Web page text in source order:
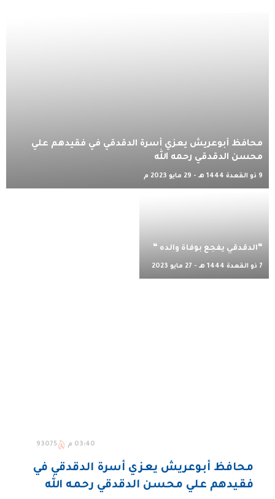
محافظ أبوعريش يعزي أسرة الدقدقي في فقيدهم علي
محسن الدقدقي رحمه الله
9 ذو القعدة 1444 هـ - 29 مايو 2023 م
“الدقدقي يفجع بوفاة والده “
7 ذو القعدة 1444 هـ - 27 مايو 2023
03:40 م 93075
محافظ أبوعريش يعزي أسرة الدقدقي في
فقيدهم علي محسن الدقدقي رحمه الله